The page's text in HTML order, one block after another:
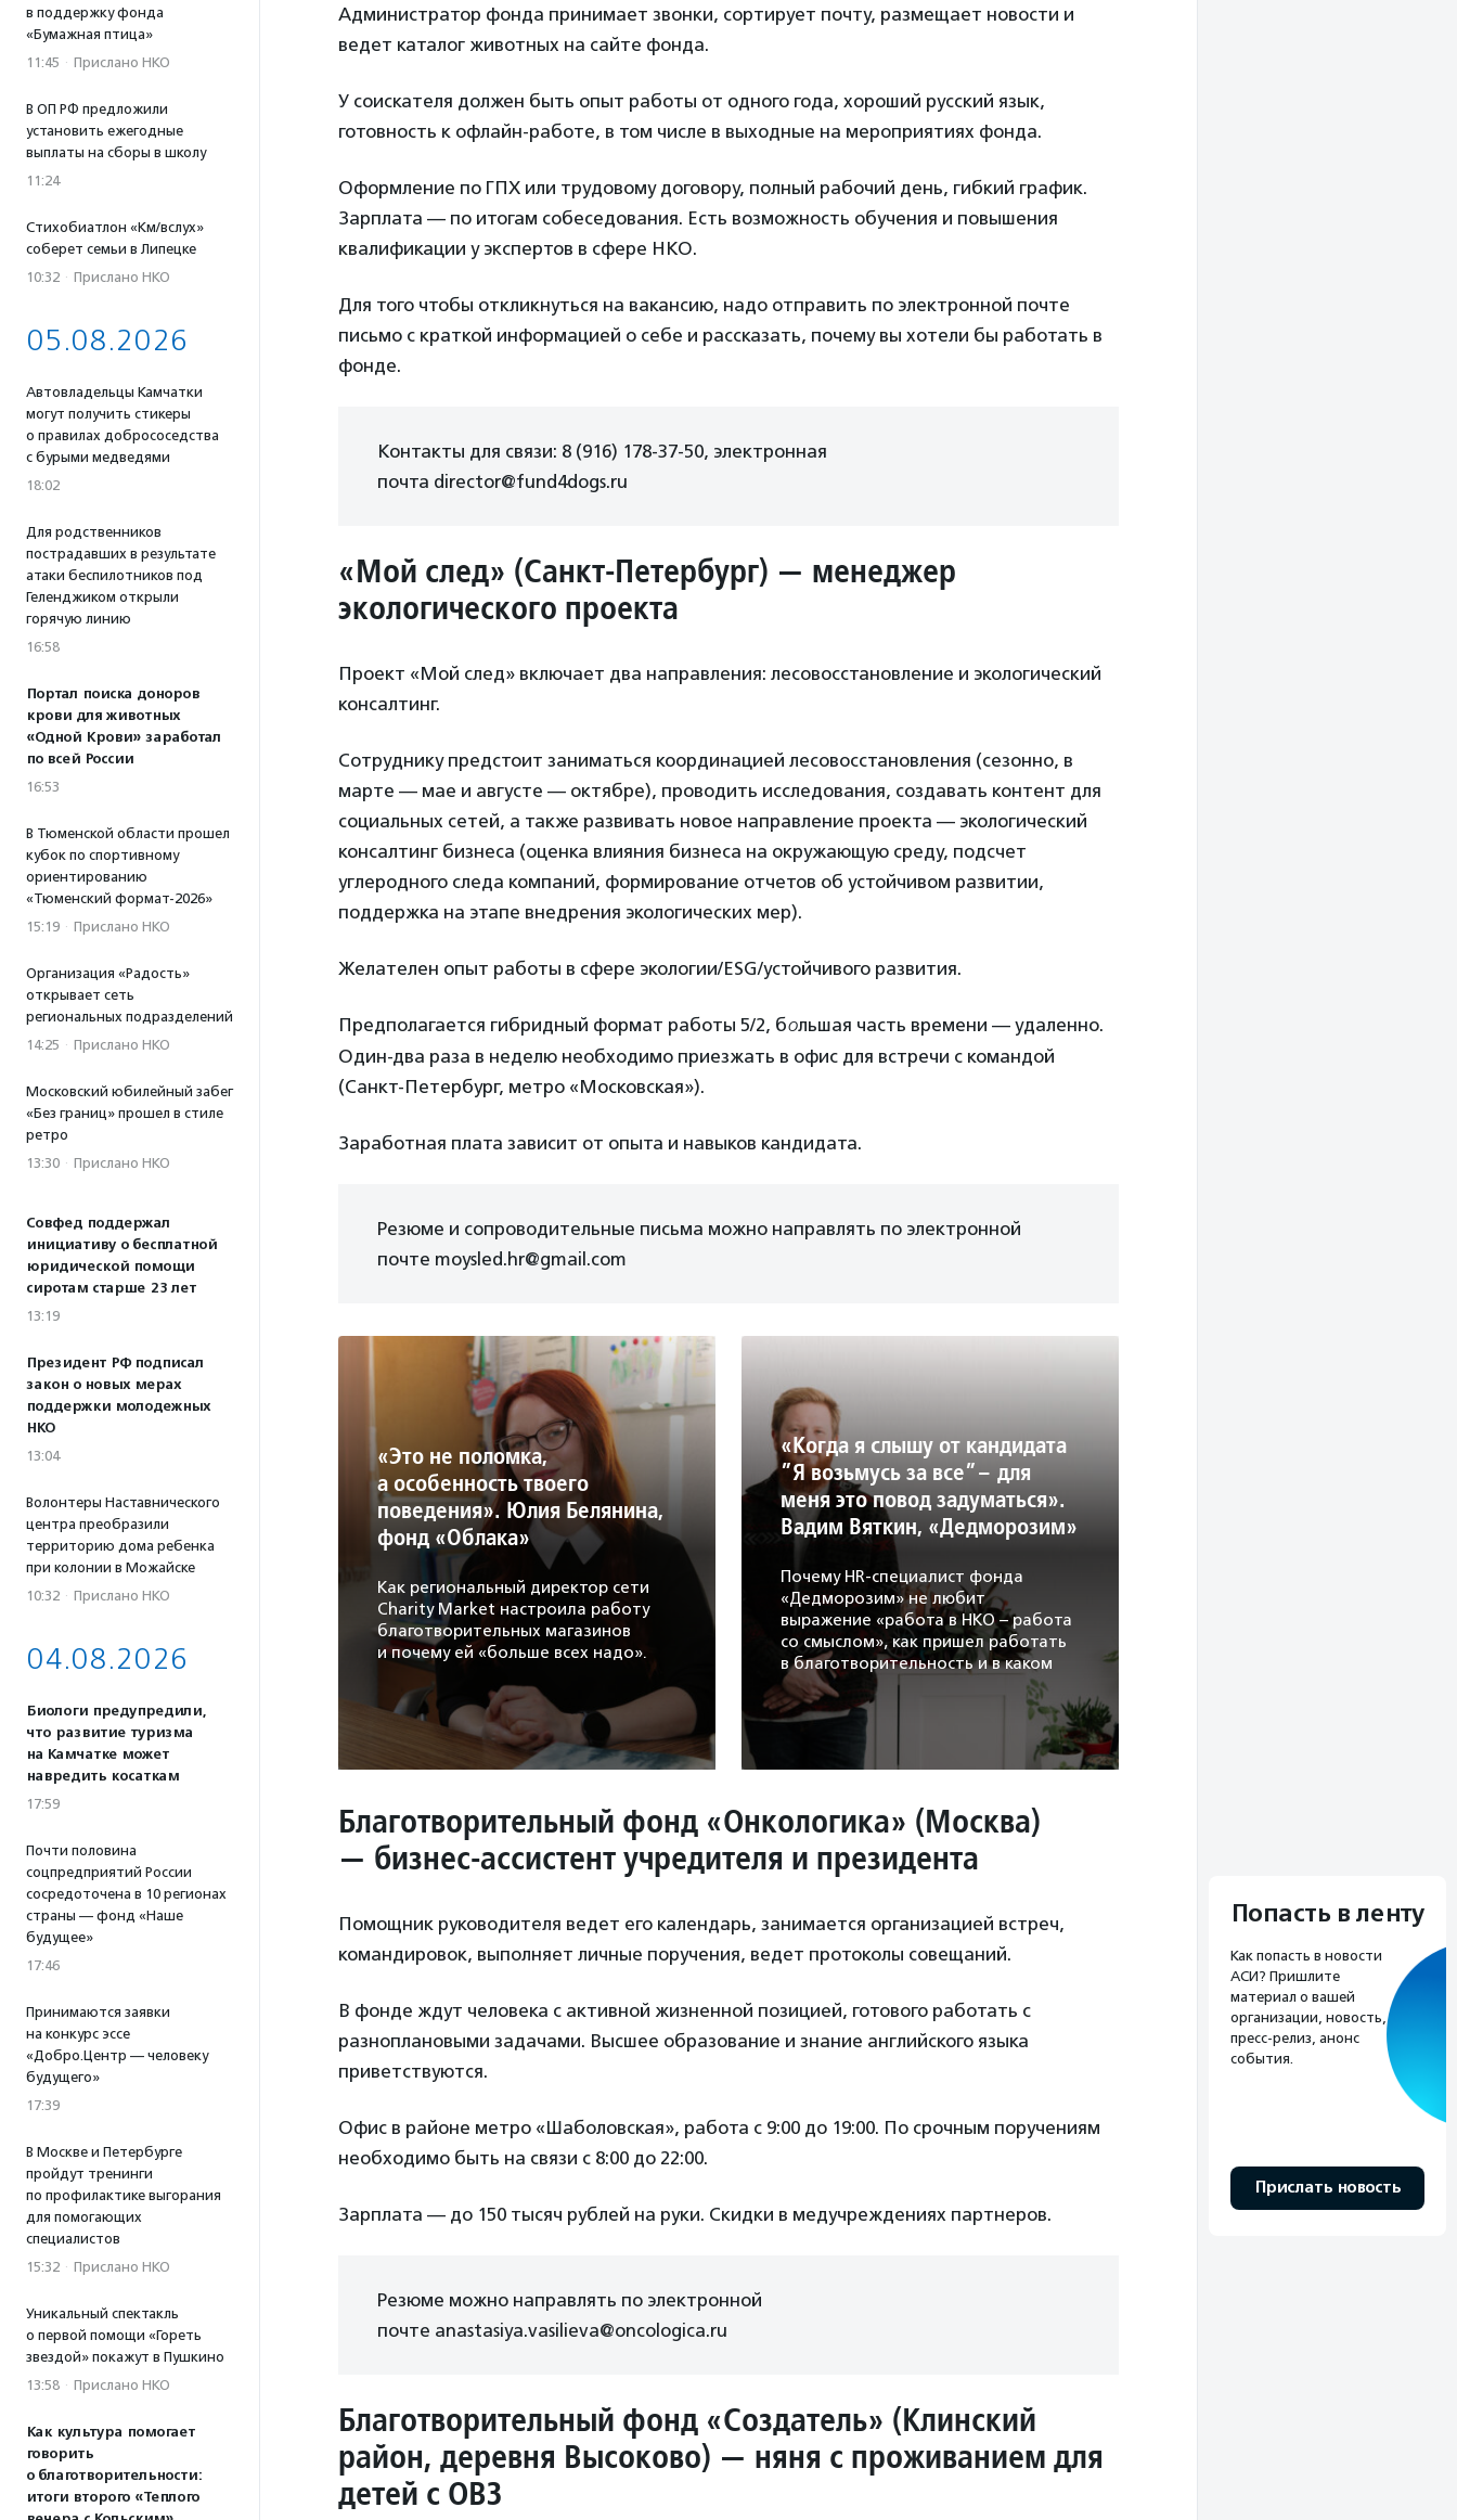
в поддержку фонда
«Бумажная птица»
11:45 · Прислано НКО
В ОП РФ предложили
установить ежегодные
выплаты на сборы в школу
11:24
Стихобиатлон «Км/вслух»
соберет семьи в Липецке
10:32 · Прислано НКО
05.08.2026
Автовладельцы Камчатки
могут получить стикеры
о правилах добрососедства
с бурыми медведями
18:02
Для родственников
пострадавших в результате
атаки беспилотников под
Геленджиком открыли
горячую линию
16:58
Портал поиска доноров
крови для животных
«Одной Крови» заработал
по всей России
16:53
В Тюменской области прошел
кубок по спортивному
ориентированию
«Тюменский формат-2026»
15:19 · Прислано НКО
Организация «Радость»
открывает сеть
региональных подразделений
14:25 · Прислано НКО
Московский юбилейный забег
«Без границ» прошел в стиле
ретро
13:30 · Прислано НКО
Совфед поддержал
инициативу о бесплатной
юридической помощи
сиротам старше 23 лет
13:19
Президент РФ подписал
закон о новых мерах
поддержки молодежных
НКО
13:04
Волонтеры Наставнического
центра преобразили
территорию дома ребенка
при колонии в Можайске
10:32 · Прислано НКО
04.08.2026
Биологи предупредили,
что развитие туризма
на Камчатке может
навредить косаткам
17:59
Почти половина
соцпредприятий России
сосредоточена в 10 регионах
страны — фонд «Наше
будущее»
17:46
Принимаются заявки
на конкурс эссе
«Добро.Центр — человеку
будущего»
17:39
В Москве и Петербурге
пройдут тренинги
по профилактике выгорания
для помогающих
специалистов
15:32 · Прислано НКО
Уникальный спектакль
о первой помощи «Гореть
звездой» покажут в Пушкино
13:58 · Прислано НКО
Как культура помогает
говорить
о благотворительности:
итоги второго «Теплого
Администратор фонда принимает звонки, сортирует почту, размещает новости и
ведет каталог животных на сайте фонда.
У соискателя должен быть опыт работы от одного года, хороший русский язык,
готовность к офлайн-работе, в том числе в выходные на мероприятиях фонда.
Оформление по ГПХ или трудовому договору, полный рабочий день, гибкий график.
Зарплата — по итогам собеседования. Есть возможность обучения и повышения
квалификации у экспертов в сфере НКО.
Для того чтобы откликнуться на вакансию, надо отправить по электронной почте
письмо с краткой информацией о себе и рассказать, почему вы хотели бы работать в
фонде.
Контакты для связи: 8 (916) 178-37-50, электронная
почта director@fund4dogs.ru
«Мой след» (Санкт-Петербург) — менеджер
экологического проекта
Проект «Мой след» включает два направления: лесовосстановление и экологический
консалтинг.
Сотруднику предстоит заниматься координацией лесовосстановления (сезонно, в
марте — мае и августе — октябре), проводить исследования, создавать контент для
социальных сетей, а также развивать новое направление проекта — экологический
консалтинг бизнеса (оценка влияния бизнеса на окружающую среду, подсчет
углеродного следа компаний, формирование отчетов об устойчивом развитии,
поддержка на этапе внедрения экологических мер).
Желателен опыт работы в сфере экологии/ESG/устойчивого развития.
Предполагается гибридный формат работы 5/2, большая часть времени — удаленно.
Один-два раза в неделю необходимо приезжать в офис для встречи с командой
(Санкт-Петербург, метро «Московская»).
Заработная плата зависит от опыта и навыков кандидата.
Резюме и сопроводительные письма можно направлять по электронной
почте moysled.hr@gmail.com
«Это не поломка,
а особенность твоего
поведения». Юлия Белянина,
фонд «Облака»
Как региональный директор сети
Charity Market настроила работу
благотворительных магазинов
и почему ей «больше всех надо».
«Когда я слышу от кандидата
”Я возьмусь за все”– для
меня это повод задуматься».
Вадим Вяткин, «Дедморозим»
Почему HR-специалист фонда
«Дедморозим» не любит
выражение «работа в НКО – работа
со смыслом», как пришел работать
в благотворительность и в каком
случае отказывает кандидатам
на собеседовании.
Благотворительный фонд «Онкологика» (Москва)
— бизнес-ассистент учредителя и президента
Помощник руководителя ведет его календарь, занимается организацией встреч,
командировок, выполняет личные поручения, ведет протоколы совещаний.
В фонде ждут человека с активной жизненной позицией, готового работать с
разноплановыми задачами. Высшее образование и знание английского языка
приветствуются.
Офис в районе метро «Шаболовская», работа с 9:00 до 19:00. По срочным поручениям
необходимо быть на связи с 8:00 до 22:00.
Зарплата — до 150 тысяч рублей на руки. Скидки в медучреждениях партнеров.
Резюме можно направлять по электронной
почте anastasiya.vasilieva@oncologica.ru
Благотворительный фонд «Создатель» (Клинский
район, деревня Высоково) — няня с проживанием для
детей с ОВЗ
Попасть в ленту
Как попасть в новости
АСИ? Пришлите
материал о вашей
организации, новость,
пресс-релиз, анонс
события.
Прислать новость